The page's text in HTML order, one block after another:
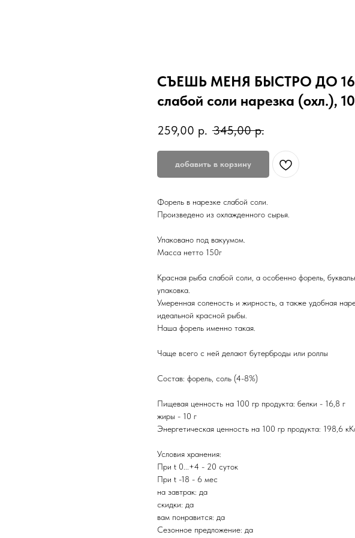
СЪЕШЬ МЕНЯ БЫСТРО ДО
слабой соли нарезка (охл.),
259,00 р. 345,00 р.
добавить в корзину
Форель в нарезке слабой соли.
Произведено из охлажденного сырья.
Упаковано под вакуумом.
Масса нетто 150г
Красная рыба слабой соли, а особенно форель,
упаковка.
Умеренная соленость и жирность, а также удобная
идеальной красной рыбы.
Наша форель именно такая.
Чаще всего с ней делают бутерброды или роллы
Состав: форель, соль (4-8%)
Пищевая ценность на 100 гр продукта: белки - 16,8 г
жиры - 10 г
Энергетическая ценность на 100 гр продукта: 198,6
Условия хранения:
При t 0...+4 - 20 суток
При t -18 - 6 мес
на завтрак: да
скидки: да
вам понравится: да
Сезонное предложение: да